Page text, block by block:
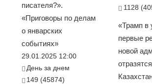
писателя?».
«Приговоры по делам
о январских
событиях»
29.01.2025 12:00
День за днем
149 (45874)
1128
«Трамп в
первые
новой